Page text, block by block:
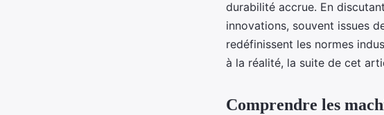
durabilité accrue. En
innovations, souvent issues
redéfinissent les normes
à la réalité, la suite de cet
Comprendre les